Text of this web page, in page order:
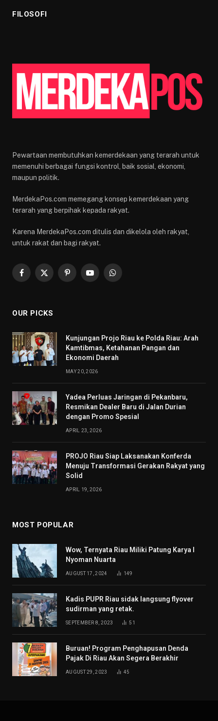
FILOSOFI
Pewartaan membutuhkan kemerdekaan yang terarah untuk
memenuhi berbagai fungsi kontrol, baik sosial, ekonomi,
maupun politik.
MerdekaPos.com memegang konsep kemerdekaan yang
terarah yang berpihak kepada rakyat.
Karena MerdekaPos.com ditulis dan dikelola oleh rakyat,
untuk rakat dan bagi rakyat.
Facebook
X
PinterestYouTubeWhatsApp
OUR PICKS
Kunjungan Projo Riau ke Polda Riau: Arah
Kamtibmas, Ketahanan Pangan dan
Ekonomi Daerah
MAY 20, 2026
Yadea Perluas Jaringan di Pekanbaru,
Resmikan Dealer Baru di Jalan Durian
dengan Promo Spesial
APRIL 23, 2026
PROJO Riau Siap Laksanakan Konferda
Menuju Transformasi Gerakan Rakyat yang
Solid
APRIL 19, 2026
MOST POPULAR
Wow, Ternyata Riau Miliki Patung Karya I
Nyoman Nuarta
AUGUST 17, 2024 149
Kadis PUPR Riau sidak langsung flyover
sudirman yang retak.
SEPTEMBER 8, 2023 51
Buruan! Program Penghapusan Denda
Pajak Di Riau Akan Segera Berakhir
AUGUST 29, 2023 45